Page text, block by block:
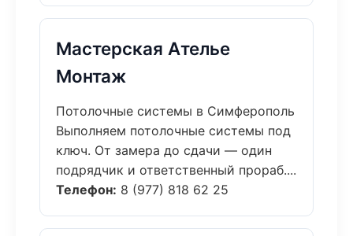
Мастерская Ателье
Монтаж
Потолочные системы в Симферополь
Выполняем потолочные системы под
ключ. От замера до сдачи — один
подрядчик и ответственный прораб....
Телефон: 8 (977) 818 62 25